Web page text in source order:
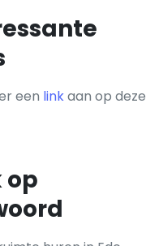
een linkaan op deze
op